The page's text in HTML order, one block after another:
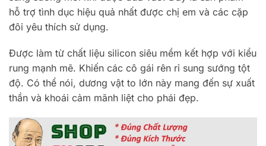
hỗ trợ tình dục hiệu quả nhất được chị em và các cặp
đôi yêu thích sử dụng.
Được làm từ chất liệu silicon siêu mềm kết hợp với kiểu
rung mạnh mẽ. Khiến các cô gái rên rỉ sung sướng tột
độ. Có thể nói, dương vật to lớn này mang đến sự xuất
thần và khoái cảm mãnh liệt cho phái đẹp.